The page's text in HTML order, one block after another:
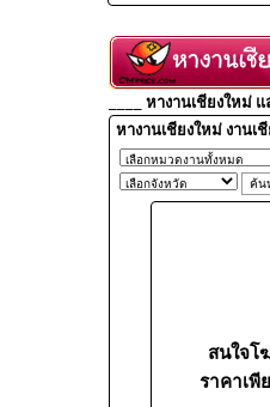
____ หางานเชียงใหม่
หางานเชียงใหม่ งานเ
สนใจ
ราคาเพี